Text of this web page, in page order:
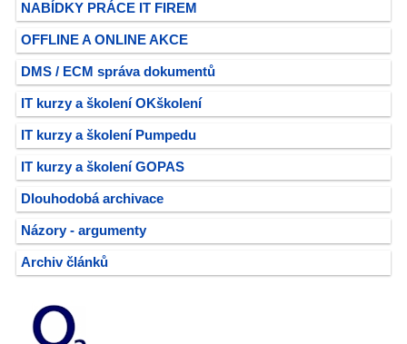
NABÍDKY PRÁCE IT FIREM
OFFLINE A ONLINE AKCE
DMS / ECM správa dokumentů
IT kurzy a školení OKškolení
IT kurzy a školení Pumpedu
IT kurzy a školení GOPAS
Dlouhodobá archivace
Názory - argumenty
Archiv článků